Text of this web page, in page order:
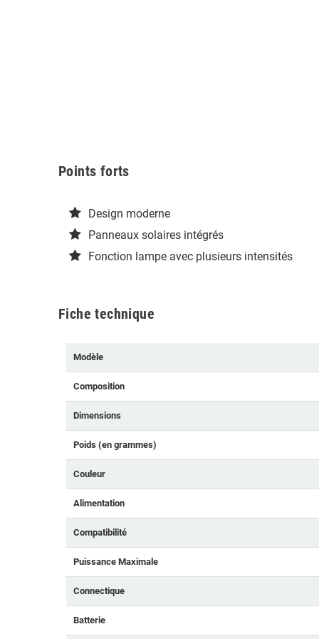
Points forts
Design moderne
Panneaux solaires intégrés
Fonction lampe avec plusieurs intensités
Fiche technique
Modèle
Composition
Dimensions
Poids (en grammes)
Couleur
Alimentation
Compatibilité
Puissance Maximale
Connectique
Batterie